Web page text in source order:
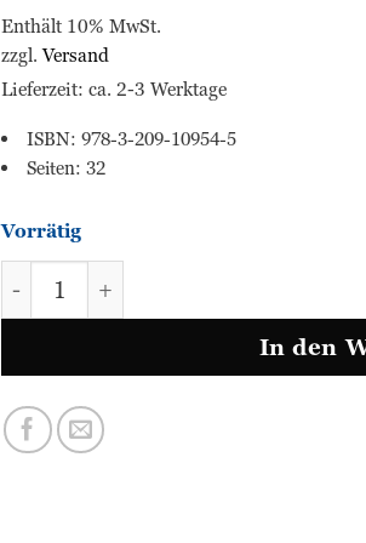
Enthält 10% MwSt.
zzgl.Versand
Lieferzeit: ca. 2-3 Werktage
ISBN: 978-3-209-10954-5
Seiten: 32
Vorrätig
Wunderwelt Sprache -
In den